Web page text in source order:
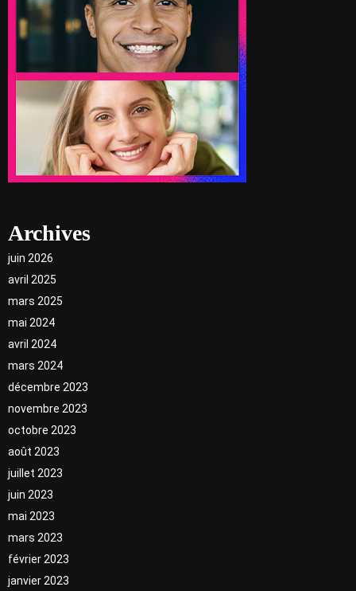
Archives
juin 2026
avril 2025
mars 2025
mai 2024
avril 2024
mars 2024
décembre 2023
novembre 2023
octobre 2023
août 2023
juillet 2023
juin 2023
mai 2023
mars 2023
février 2023
janvier 2023